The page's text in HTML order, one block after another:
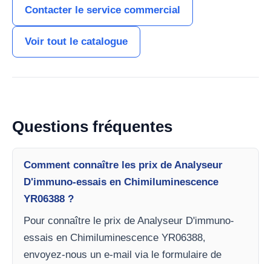
Contacter le service commercial
Voir tout le catalogue
Questions fréquentes
Comment connaître les prix de Analyseur
D'immuno-essais en Chimiluminescence
YR06388 ?
Pour connaître le prix de Analyseur D'immuno-
essais en Chimiluminescence YR06388,
envoyez-nous un e-mail via le formulaire de